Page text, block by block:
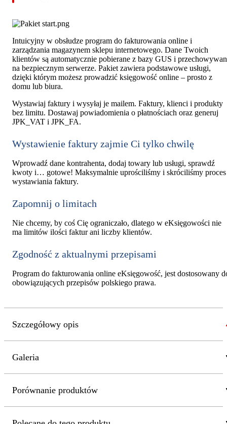
Intuicyjny w obsłudze program do fakturowania online i
zarządzania magazynem sklepu internetowego. Dane Twoich
klientów są automatycznie pobierane z bazy GUS i
na bezpiecznym serwerze. Pakiet zawiera podstawowe usługi,
dzięki którym możesz prowadzić księgowość online – prosto z
domu lub biura.
Wystawiaj faktury i wysyłaj je mailem. Faktury, klienci i produkty
bez limitu. Dostawaj powiadomienia o płatnościach oraz generuj
JPK_VAT i JPK_FA.
Wystawienie faktury zajmie Ci tylko chwilę
Wprowadź dane kontrahenta, dodaj towary lub usługi, sprawdź
kwoty i… gotowe! Maksymalnie uprościliśmy i skróciliśmy proces
wystawiania faktury.
Zapomnij o limitach
Nie chcemy, by coś Cię ograniczało, dlatego w eKsięgowości nie
ma limitów ilości faktur ani liczby klientów.
Zgodność z aktualnymi przepisami
Program do fakturowania online eKsięgowość, jest dostosowany
obowiązujących przepisów polskiego prawa.
Szczegółowy opis
Galeria
Porównanie produktów